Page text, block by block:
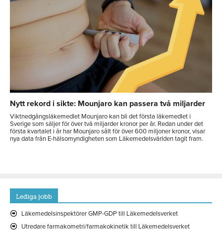
Nytt rekord i sikte: Mounjaro kan passera två miljarder
Viktnedgångsläkemedlet Mounjaro kan bli det första läkemedlet i
Sverige som säljer för över två miljarder kronor per år. Redan under det
första kvartalet i år har Mounjaro sålt för över 600 miljoner kronor, visar
nya data från E-hälsomyndigheten som Läkemedelsvärlden tagit fram.
Lediga jobb
Läkemedelsinspektörer GMP-GDP till Läkemedelsverket
Utredare farmakometri/farmakokinetik till Läkemedelsverket